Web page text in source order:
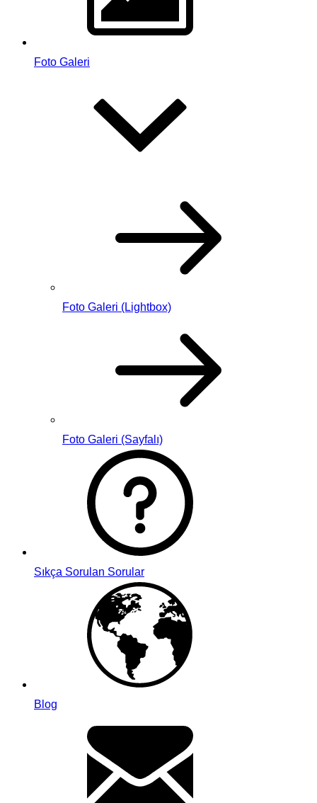
Foto Galeri
Foto Galeri (Lightbox)
Foto Galeri (Sayfalı)
Sıkça Sorulan Sorular
Blog